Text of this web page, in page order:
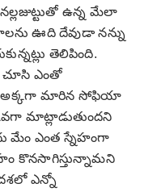
ఉన్న మేలా
ఊది దేవుడా నన్ను
తెలిపింది.
చూసి ఎంతో
అక్కగా మారిన సోఫియా
మాట్లాడుతుందని
మేం ఎంత స్నేహంగా
కొనసాగిస్తున్నామని
ఎన్నో